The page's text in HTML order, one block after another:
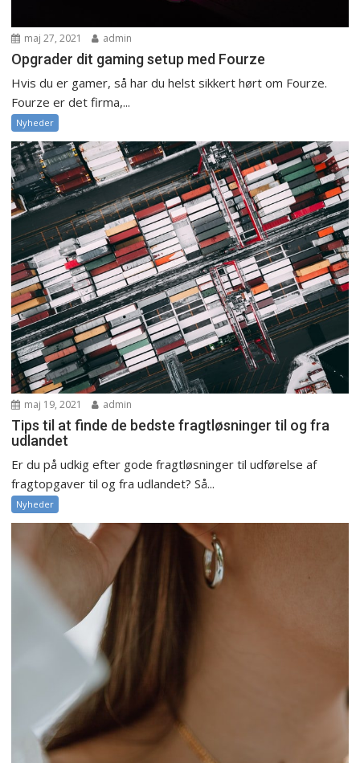
maj 27, 2021 admin
Opgrader dit gaming setup med Fourze
Hvis du er gamer, så har du helst sikkert hørt om Fourze.
Fourze er det firma,...
Nyheder
maj 19, 2021 admin
Tips til at finde de bedste fragtløsninger til og fra
udlandet
Er du på udkig efter gode fragtløsninger til udførelse af
fragtopgaver til og fra udlandet? Så...
Nyheder